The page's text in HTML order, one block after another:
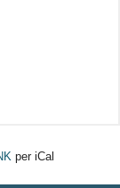
per iCal